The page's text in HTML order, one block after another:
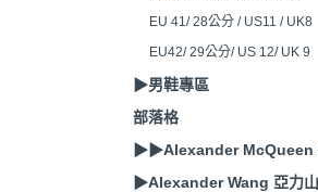
EU 41/ 28公分 / US11 / UK8
EU42/ 29公分/ US 12/ UK 9
▶男鞋專區
部落格
▶▶Alexander McQueen
▶Alexander Wang 亞力